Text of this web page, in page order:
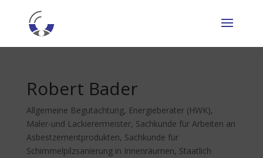
Robert Bader
Allgemeine Begutachtung, Energieberater (HWK),
Maler-und Lackierermeister, Sachkunde für Arbeiten an
Asbestzementprodukten, Sachkunde für
Schimmelpilzsanierung in Innenräumen, Staatlich